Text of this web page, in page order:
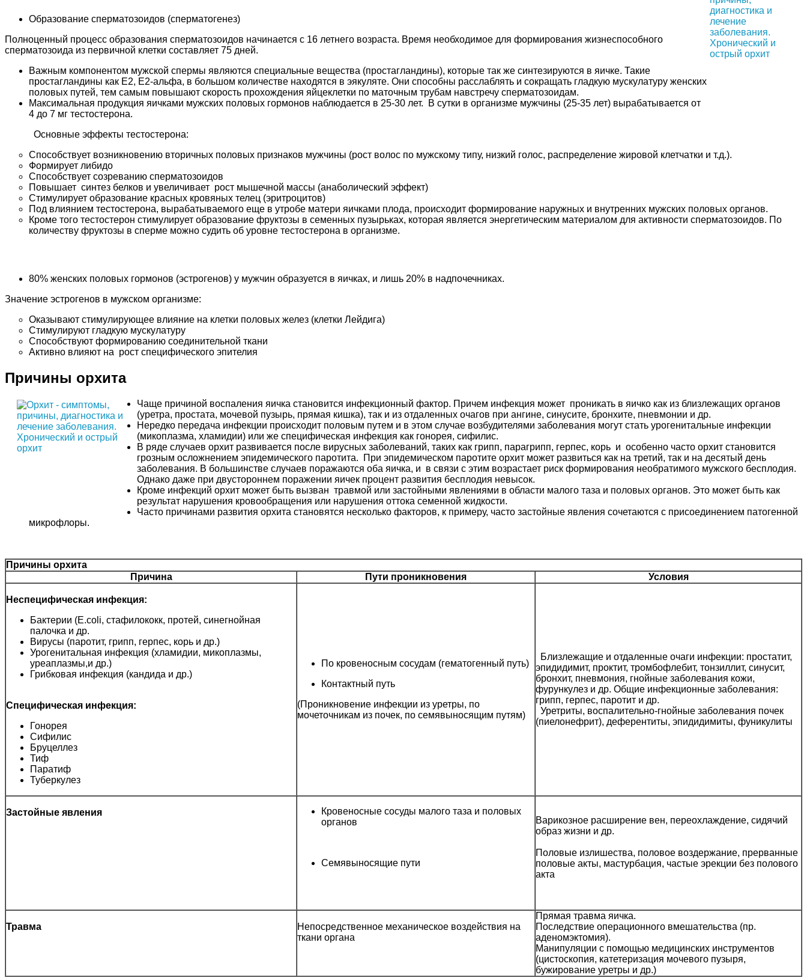
Образование сперматозоидов (сперматогенез)
Полноценный процесс образования сперматозоидов начинается с 16 летнего возраста. Время необходимое для формирования жизнеспособного
сперматозоида из первичной клетки составляет 75 дней.
Важным компонентом мужской спермы являются специальные вещества (простагландины), которые так же синтезируются в яичке. Такие
простагландины как E2, E2-альфа, в большом количестве находятся в эякуляте. Они способны расслаблять и сокращать гладкую мускулатуру женских
половых путей, тем самым повышают скорость прохождения яйцеклетки по маточным трубам навстречу сперматозоидам.
Максимальная продукция яичками мужских половых гормонов наблюдается в 25-30 лет. В сутки в организме мужчины (25-35 лет) вырабатывается от
4 до 7 мг тестостерона.
Основные эффекты тестостерона:
Способствует возникновению вторичных половых признаков мужчины (рост волос по мужскому типу, низкий голос, распределение жировой клетчатки и т.д.).
Формирует либидо
Способствует созреванию сперматозоидов
Повышает синтез белков и увеличивает рост мышечной массы (анаболический эффект)
Стимулирует образование красных кровяных телец (эритроцитов)
Под влиянием тестостерона, вырабатываемого еще в утробе матери яичками плода, происходит формирование наружных и внутренних мужских половых органов.
Кроме того тестостерон стимулирует образование фруктозы в семенных пузырьках, которая является энергетическим материалом для активности сперматозоидов. По
количеству фруктозы в сперме можно судить об уровне тестостерона в организме.
80% женских половых гормонов (эстрогенов) у мужчин образуется в яичках, и лишь 20% в надпочечниках.
Значение эстрогенов в мужском организме:
Оказывают стимулирующее влияние на клетки половых желез (клетки Лейдига)
Стимулируют гладкую мускулатуру
Способствуют формированию соединительной ткани
Активно влияют на рост специфического эпителия
Причины орхита
Чаще причиной воспаления яичка становится инфекционный фактор. Причем инфекция может проникать в яичко как из близлежащих органов
(уретра, простата, мочевой пузырь, прямая кишка), так и из отдаленных очагов при ангине, синусите, бронхите, пневмонии и др.
Нередко передача инфекции происходит половым путем и в этом случае возбудителями заболевания могут стать урогенитальные инфекции
(микоплазма, хламидии) или же специфическая инфекция как гонорея, сифилис.
В ряде случаев орхит развивается после вирусных заболеваний, таких как грипп, парагрипп, герпес, корь и особенно часто орхит становится
грозным осложнением эпидемического паротита. При эпидемическом паротите орхит может развиться как на третий, так и на десятый день
заболевания. В большинстве случаев поражаются оба яичка, и в связи с этим возрастает риск формирования необратимого мужского бесплодия.
Однако даже при двустороннем поражении яичек процент развития бесплодия невысок.
Кроме инфекций орхит может быть вызван травмой или застойными явлениями в области малого таза и половых органов. Это может быть как
результат нарушения кровообращения или нарушения оттока семенной жидкости.
Часто причинами развития орхита становятся несколько факторов, к примеру, часто застойные явления сочетаются с присоединением патогенной
микрофлоры.
Причины орхита
Причина
Пути проникновения Условия
Неспецифическая инфекция:
Бактерии (Е.сoli, стафилококк, протей, синегнойная
палочка и др.
Вирусы (паротит, грипп, герпес, корь и др.)
Урогенитальная инфекция (хламидии, микоплазмы,
уреаплазмы,и др.)
Грибковая инфекция (кандида и др.)
Специфическая инфекция:
Гонорея
Сифилис
Бруцеллез
Тиф
Паратиф
Туберкулез
По кровеносным сосудам (гематогенный путь)
Контактный путь
(Проникновение инфекции из уретры, по
мочеточникам из почек, по семявыносящим путям)
Близлежащие и отдаленные очаги инфекции: простатит,
эпидидимит, проктит, тромбофлебит, тонзиллит, синусит,
бронхит, пневмония, гнойные заболевания кожи,
фурункулез и др. Общие инфекционные заболевания:
грипп, герпес, паротит и др.
Уретриты, воспалительно-гнойные заболевания почек
(пиелонефрит), деферентиты, эпидидимиты, фуникулиты
Застойные явления
Кровеносные сосуды малого таза и половых
органов
Семявыносящие пути
Варикозное расширение вен, переохлаждение, сидячий
образ жизни и др.
Половые излишества, половое воздержание, прерванные
половые акты, мастурбация, частые эрекции без полового
акта
Травма
Непосредственное механическое воздействия на
ткани органа
Прямая травма яичка.
Последствие операционного вмешательства (пр.
аденомэктомия).
Манипуляции с помощью медицинских инструментов
(цистоскопия, катетеризация мочевого пузыря,
бужирование уретры и др.)